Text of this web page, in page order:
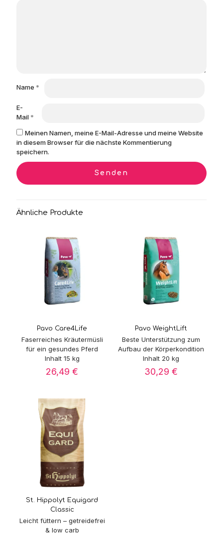
Name *
E-
Mail *
Meinen Namen, meine E-Mail-Adresse und meine Website
in diesem Browser für die nächste Kommentierung
speichern.
Ähnliche Produkte
Pavo Care4Life
Faserreiches Kräutermüsli
für ein gesundes Pferd
Inhalt 15 kg
26,49€
Pavo WeightLift
Beste Unterstützung zum
Aufbau der Körperkondition
Inhalt 20 kg
30,29 €
St. Hippolyt Equigard
Classic
Leicht füttern – getreidefrei
& low carb